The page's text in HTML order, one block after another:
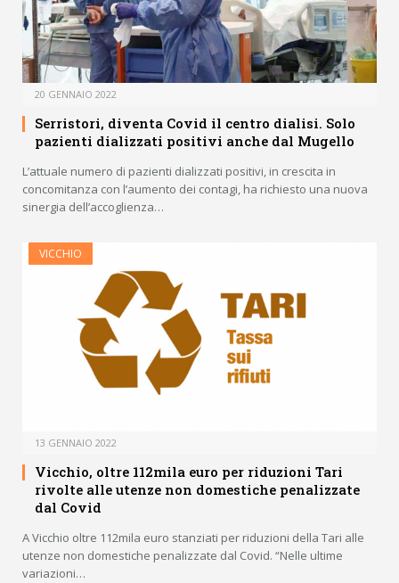
20 GENNAIO 2022
Serristori, diventa Covid il centro dialisi. Solo
pazienti dializzati positivi anche dal Mugello
L’attuale numero di pazienti dializzati positivi, in crescita in
concomitanza con l’aumento dei contagi, ha richiesto una nuova
sinergia dell’accoglienza…
VICCHIO
13 GENNAIO 2022
Vicchio, oltre 112mila euro per riduzioni Tari
rivolte alle utenze non domestiche penalizzate
dal Covid
A Vicchio oltre 112mila euro stanziati per riduzioni della Tari alle
utenze non domestiche penalizzate dal Covid. “Nelle ultime
variazioni…